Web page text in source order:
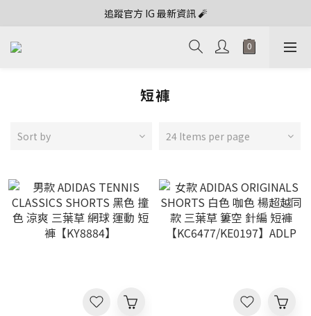
追蹤官方 IG 最新資訊 🧨
短褲
Sort by 24 Items per page